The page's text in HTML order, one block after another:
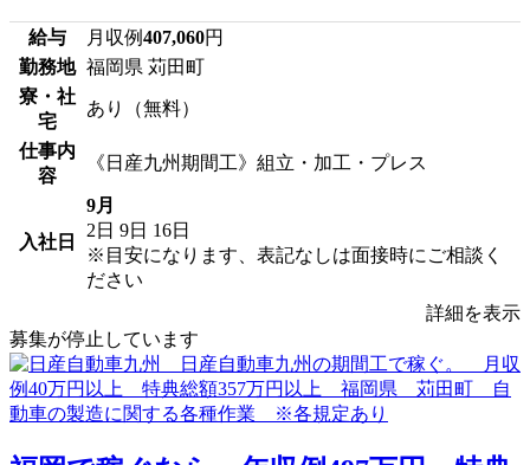
給与 月収例407,060円
勤務地 福岡県 苅田町
寮・社
宅
あり（無料）
仕事内
容
《日産九州期間工》組立・加工・プレス
入社日
9月
2日 9日 16日
※目安になります、表記なしは面接時にご相談く
ださい
詳細を表示
募集が停止しています